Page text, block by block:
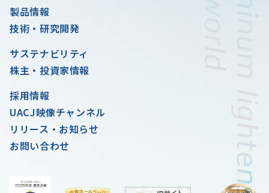
製品情報
技術・研究開発
サステナビリティ
株主・投資家情報
採用情報
UACJ映像チャンネル
リリース・お知らせ
お問い合わせ